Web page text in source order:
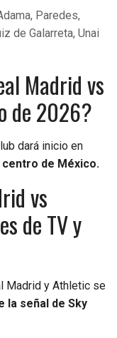
Paredes,
de Galarreta, Unai
Madrid vs
de 2026?
dará inicio en
de México.
vs
de TV y
Madrid y Athletic se
la señal de Sky